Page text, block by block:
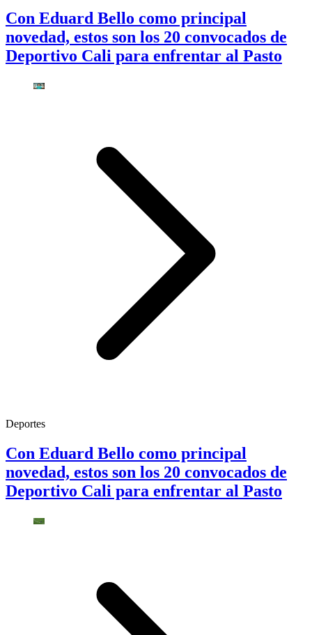
Con Eduard Bello como principal
novedad, estos son los 20 convocados de
Deportivo Cali para enfrentar al Pasto
Deportes
Con Eduard Bello como principal
novedad, estos son los 20 convocados de
Deportivo Cali para enfrentar al Pasto